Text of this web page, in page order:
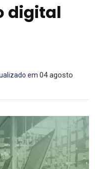
digital
em04 agosto